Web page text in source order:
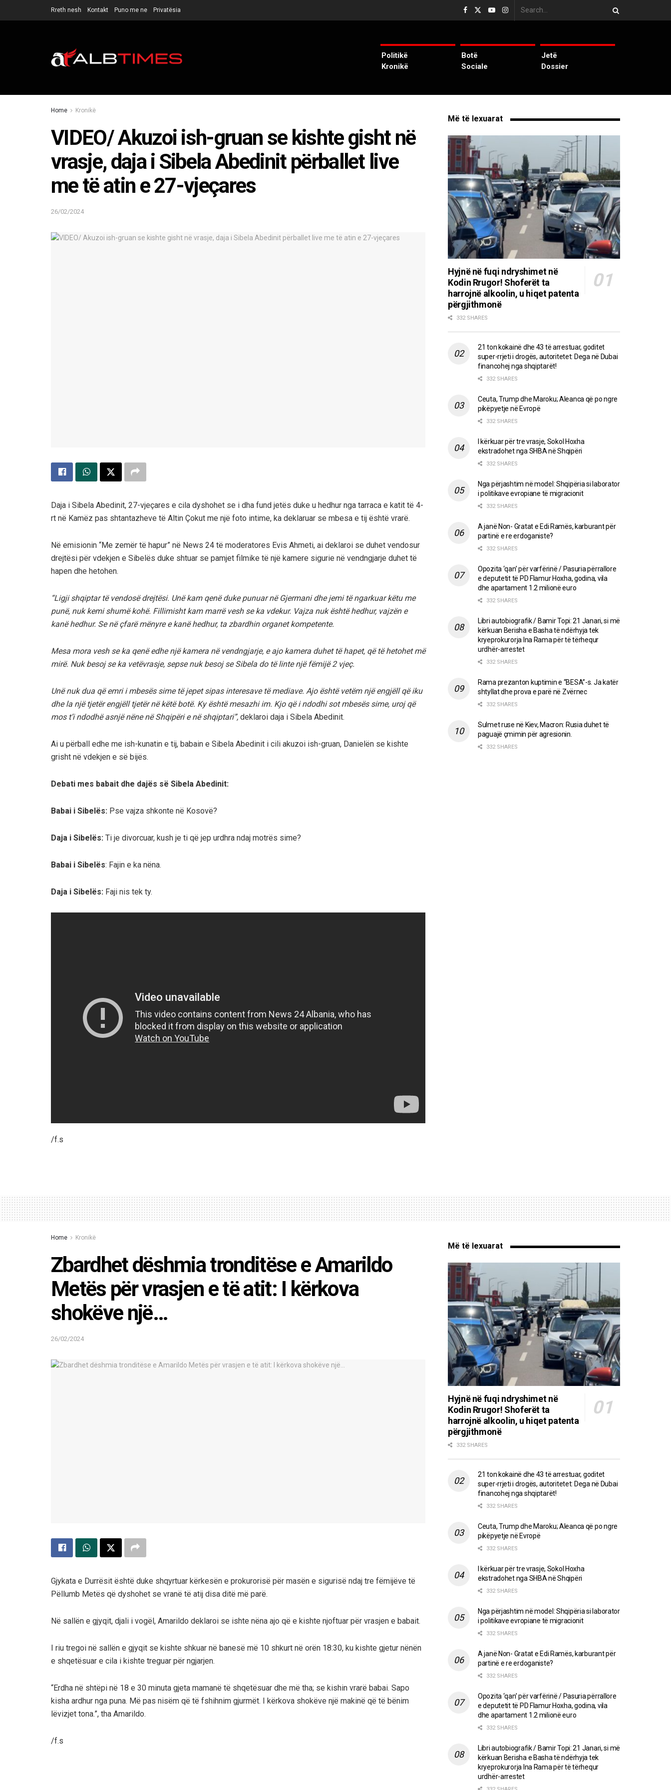
Rreth nesh Kontakt Puno me ne Privatësia
Politikë
Kronikë
Botë
Sociale
Jetë
Dossier
Home Kronikë
VIDEO/ Akuzoi ish-gruan se kishte gisht në
vrasje, daja i Sibela Abedinit përballet live
me të atin e 27-vjeçares
26/02/2024
Daja i Sibela Abedinit, 27-vjeçares e cila dyshohet se i dha fund jetës duke u hedhur nga tarraca e katit të 4-
rt në Kamëz pas shtantazheve të Altin Çokut me një foto intime, ka deklaruar se mbesa e tij është vrarë.
Në emisionin “Me zemër të hapur” në News 24 të moderatores Evis Ahmeti, ai deklaroi se duhet vendosur
drejtësi për vdekjen e Sibelës duke shtuar se pamjet filmike të një kamere sigurie në vendngjarje duhet të
hapen dhe hetohen.
“Ligji shqiptar të vendosë drejtësi. Unë kam qenë duke punuar në Gjermani dhe jemi të ngarkuar këtu me
punë, nuk kemi shumë kohë. Fillimisht kam marrë vesh se ka vdekur. Vajza nuk është hedhur, vajzën e
kanë hedhur. Se në çfarë mënyre e kanë hedhur, ta zbardhin organet kompetente.
Mesa mora vesh se ka qenë edhe një kamera në vendngjarje, e ajo kamera duhet të hapet, që të hetohet më
mirë. Nuk besoj se ka vetëvrasje, sepse nuk besoj se Sibela do të linte një fëmijë 2 vjeç.
Unë nuk dua që emri i mbesës sime të jepet sipas interesave të mediave. Ajo është vetëm një engjëll që iku
dhe la një tjetër engjëll tjetër në këtë botë. Ky është mesazhi im. Kjo që i ndodhi sot mbesës sime, uroj që
mos t’i ndodhë asnjë nëne në Shqipëri e në shqiptari”, deklaroi daja i Sibela Abedinit.
Ai u përball edhe me ish-kunatin e tij, babain e Sibela Abedinit i cili akuzoi ish-gruan, Danielën se kishte
grisht në vdekjen e së bijës.
Debati mes babait dhe dajës së Sibela Abedinit:
Babai i Sibelës: Pse vajza shkonte në Kosovë?
Daja i Sibelës: Ti je divorcuar, kush je ti që jep urdhra ndaj motrës sime?
Babai i Sibelës: Fajin e ka nëna.
Daja i Sibelës: Faji nis tek ty.
/f.s
Më të lexuarat
Hyjnë në fuqi ndryshimet në
Kodin Rrugor! Shoferët ta
harrojnë alkoolin, u hiqet patenta
përgjithmonë
332 SHARES
21 ton kokainë dhe 43 të arrestuar, goditet
super-rrjeti i drogës, autoritetet: Dega në Dubai
financohej nga shqiptarët!
332 SHARES
Ceuta, Trump dhe Maroku; Aleanca që po ngre
pikëpyetje në Evropë
332 SHARES
I kërkuar për tre vrasje, Sokol Hoxha
ekstradohet nga SHBA në Shqipëri
332 SHARES
Nga përjashtim në model: Shqipëria si laborator
i politikave evropiane të migracionit
332 SHARES
A janë Non- Gratat e Edi Ramës, karburant për
partinë e re erdoganiste?
332 SHARES
Opozita ‘qan’ për varfërinë / Pasuria përrallore
e deputetit të PD Flamur Hoxha, godina, vila
dhe apartament 1.2 milionë euro
332 SHARES
Libri autobiografik / Bamir Topi: 21 Janari, si më
kërkuan Berisha e Basha të ndërhyja tek
kryeprokurorja Ina Rama për të tërhequr
urdhër-arrestet
332 SHARES
Rama prezanton kuptimin e “BESA”-s. Ja katër
shtyllat dhe prova e parë në Zvërnec
332 SHARES
Sulmet ruse në Kiev, Macron: Rusia duhet të
paguajë çmimin për agresionin.
332 SHARES
Home Kronikë
Zbardhet dëshmia tronditëse e Amarildo
Metës për vrasjen e të atit: I kërkova
shokëve një…
26/02/2024
Gjykata e Durrësit është duke shqyrtuar kërkesën e prokurorisë për masën e sigurisë ndaj tre fëmijëve të
Pëllumb Metës që dyshohet se vranë të atij disa ditë më parë.
Në sallën e gjyqit, djali i vogël, Amarildo deklaroi se ishte nëna ajo që e kishte njoftuar për vrasjen e babait.
I riu tregoi në sallën e gjyqit se kishte shkuar në banesë më 10 shkurt në orën 18:30, ku kishte gjetur nënën
e shqetësuar e cila i kishte treguar për ngjarjen.
“Erdha në shtëpi në 18 e 30 minuta gjeta mamanë të shqetësuar dhe më tha; se kishin vrarë babai. Sapo
kisha ardhur nga puna. Më pas nisëm që të fshihnim gjurmët. I kërkova shokëve një makinë që të bënim
lëvizjet tona.”, tha Amarildo.
/f.s
Më të lexuarat
Hyjnë në fuqi ndryshimet në
Kodin Rrugor! Shoferët ta
harrojnë alkoolin, u hiqet patenta
përgjithmonë
332 SHARES
21 ton kokainë dhe 43 të arrestuar, goditet
super-rrjeti i drogës, autoritetet: Dega në Dubai
financohej nga shqiptarët!
332 SHARES
Ceuta, Trump dhe Maroku; Aleanca që po ngre
pikëpyetje në Evropë
332 SHARES
I kërkuar për tre vrasje, Sokol Hoxha
ekstradohet nga SHBA në Shqipëri
332 SHARES
Nga përjashtim në model: Shqipëria si laborator
i politikave evropiane të migracionit
332 SHARES
A janë Non- Gratat e Edi Ramës, karburant për
partinë e re erdoganiste?
332 SHARES
Opozita ‘qan’ për varfërinë / Pasuria përrallore
e deputetit të PD Flamur Hoxha, godina, vila
dhe apartament 1.2 milionë euro
332 SHARES
Libri autobiografik / Bamir Topi: 21 Janari, si më
kërkuan Berisha e Basha të ndërhyja tek
kryeprokurorja Ina Rama për të tërhequr
urdhër-arrestet